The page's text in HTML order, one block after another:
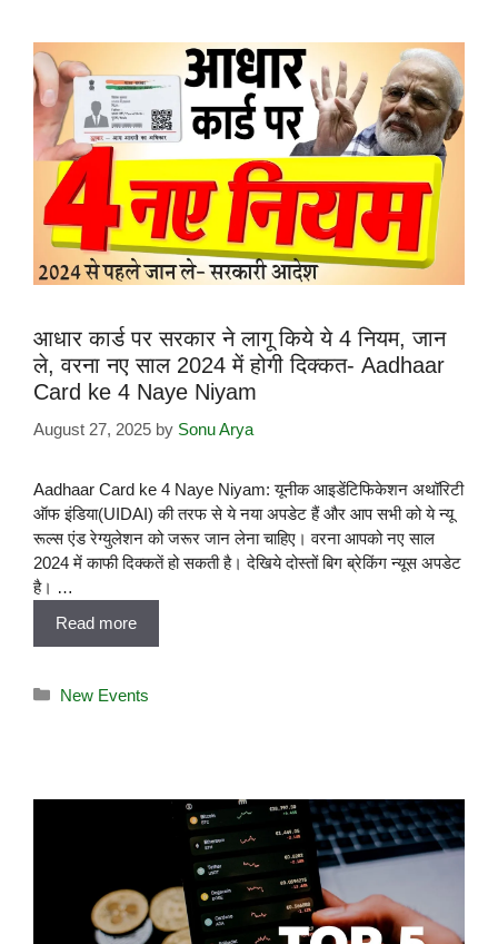
आधार कार्ड पर सरकार ने लागू किये ये 4 नियम, जान
ले, वरना नए साल 2024 में होगी दिक्कत- Aadhaar
Card ke 4 Naye Niyam
August 27, 2025 by Sonu Arya
Aadhaar Card ke 4 Naye Niyam: यूनीक आइडेंटिफिकेशन अथॉरिटी
ऑफ इंडिया(UIDAI) की तरफ से ये नया अपडेट हैं और आप सभी को ये न्यू
रूल्स एंड रेग्युलेशन को जरूर जान लेना चाहिए। वरना आपको नए साल
2024 में काफी दिक्कतें हो सकती है। देखिये दोस्तों बिग ब्रेकिंग न्यूस अपडेट
है। …
Read more
New Events